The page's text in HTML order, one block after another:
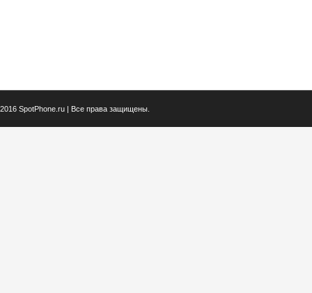
2016 SpotPhone.ru | Все права защищены.